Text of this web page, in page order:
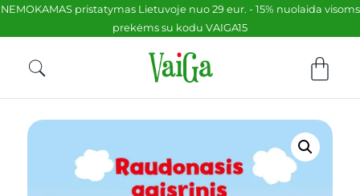
NEMOKAMAS pristatymas Lietuvoje nuo 29 eur. - 15% nuolaida visoms
prekėms su kodu VAIGA15